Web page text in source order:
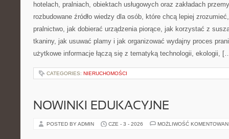
hotelach, pralniach, obiektach usługowych oraz zakładach
rozbudowane źródło wiedzy dla osób, które chcą lepiej
pralnictwo, jak dobierać urządzenia piorące, jak korzystać z
tkaniny, jak usuwać plamy i jak organizować wydajny proces
użytkowe informacje łączą się z tematyką technologii, ekologii,
CATEGORIES: NIERUCHOMOŚCI
NOWINKI EDUKACYJNE
POSTED BY ADMIN CZE - 3 - 2026 MOŻLIWOŚĆ